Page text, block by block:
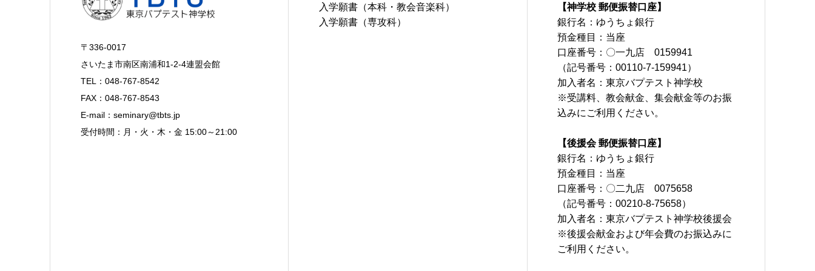
〒336-0017
さいたま市南区南浦和1-2-4連盟会館
TEL：048-767-8542
FAX：048-767-8543
E-mail：seminary@tbts.jp
受付時間：月・火・木・金 15:00～21:00
入学願書（本科・教会音楽科）
入学願書（専攻科）
【神学校 郵便振替口座】
銀行名：ゆうちょ銀行
預金種目：当座
口座番号：〇一九店 0159941
（記号番号：00110-7-159941）
加入者名：東京バプテスト神学校
※受講料、教会献金、集会献金等のお振
込みにご利用ください。
【後援会 郵便振替口座】
銀行名：ゆうちょ銀行
預金種目：当座
口座番号：〇二九店 0075658
（記号番号：00210-8-75658）
加入者名：東京バプテスト神学校後援会
※後援会献金および年会費のお振込みに
ご利用ください。